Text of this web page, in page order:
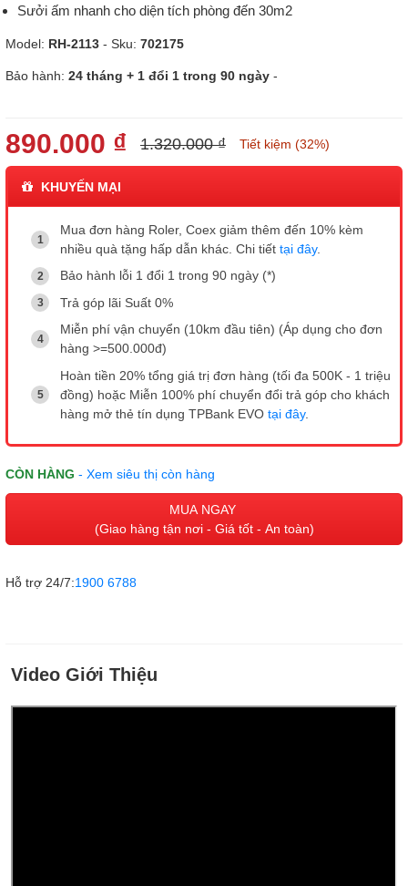
Sưởi ấm nhanh cho diện tích phòng đến 30m2
Model: RH-2113 - Sku: 702175
Bảo hành: 24 tháng + 1 đổi 1 trong 90 ngày -
890.000 ₫ 1.320.000 ₫ Tiết kiệm (32%)
KHUYẾN MẠI
Mua đơn hàng Roler, Coex giảm thêm đến 10% kèm
nhiều quà tặng hấp dẫn khác. Chi tiết tại đây.
Bảo hành lỗi 1 đổi 1 trong 90 ngày (*)
Trả góp lãi Suất 0%
Miễn phí vận chuyển (10km đầu tiên) (Áp dụng cho đơn
hàng >=500.000đ)
Hoàn tiền 20% tổng giá trị đơn hàng (tối đa 500K - 1 triệu
đồng) hoặc Miễn 100% phí chuyển đổi trả góp cho khách
hàng mở thẻ tín dụng TPBank EVO tại đây.
CÒN HÀNG - Xem siêu thị còn hàng
MUA NGAY
(Giao hàng tận nơi - Giá tốt - An toàn)
Hỗ trợ 24/7:1900 6788
Video Giới Thiệu